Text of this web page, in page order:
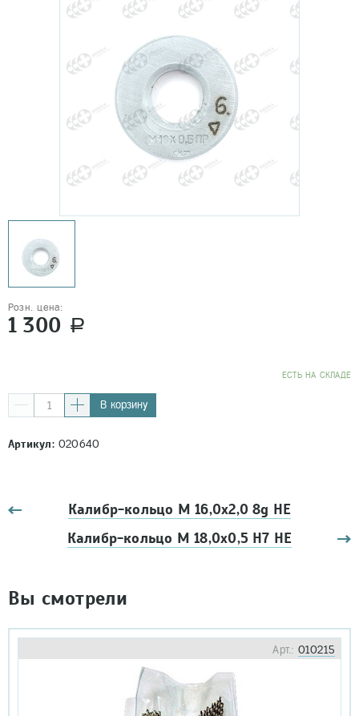
Розн. цена:
1 300 a
EСТЬ НА СКЛАДЕ
В корзину
Артикул:020640
Калибр-кольцо М 16,0х2,0 8g НЕ
Калибр-кольцо М 18,0х0,5 H7 НЕ
Вы смотрели
Арт.: 010215